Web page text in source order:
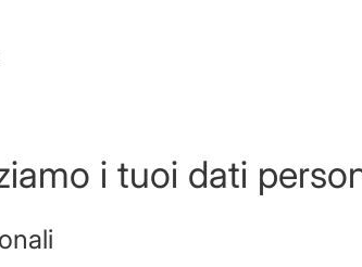
i tuoi dati